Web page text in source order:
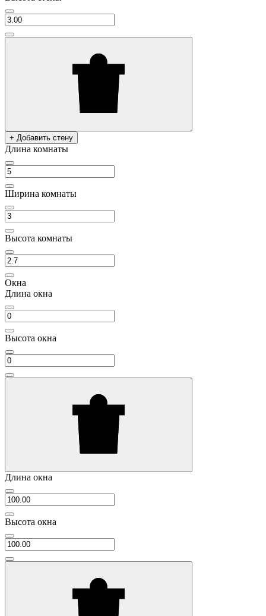
+ Добавить стену
Длина комнаты
Ширина комнаты
Высота комнаты
Окна
Длина окна
Высота окна
Длина окна
Высота окна